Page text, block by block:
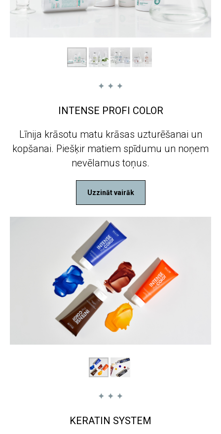
INTENSE PROFI COLOR
Līnija krāsotu matu krāsas uzturēšanai un
kopšanai. Piešķir matiem spīdumu un noņem
nevēlamus toņus.
Uzzināt vairāk
KERATIN SYSTEM